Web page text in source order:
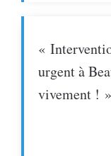
«
urgent à
vivement ! »